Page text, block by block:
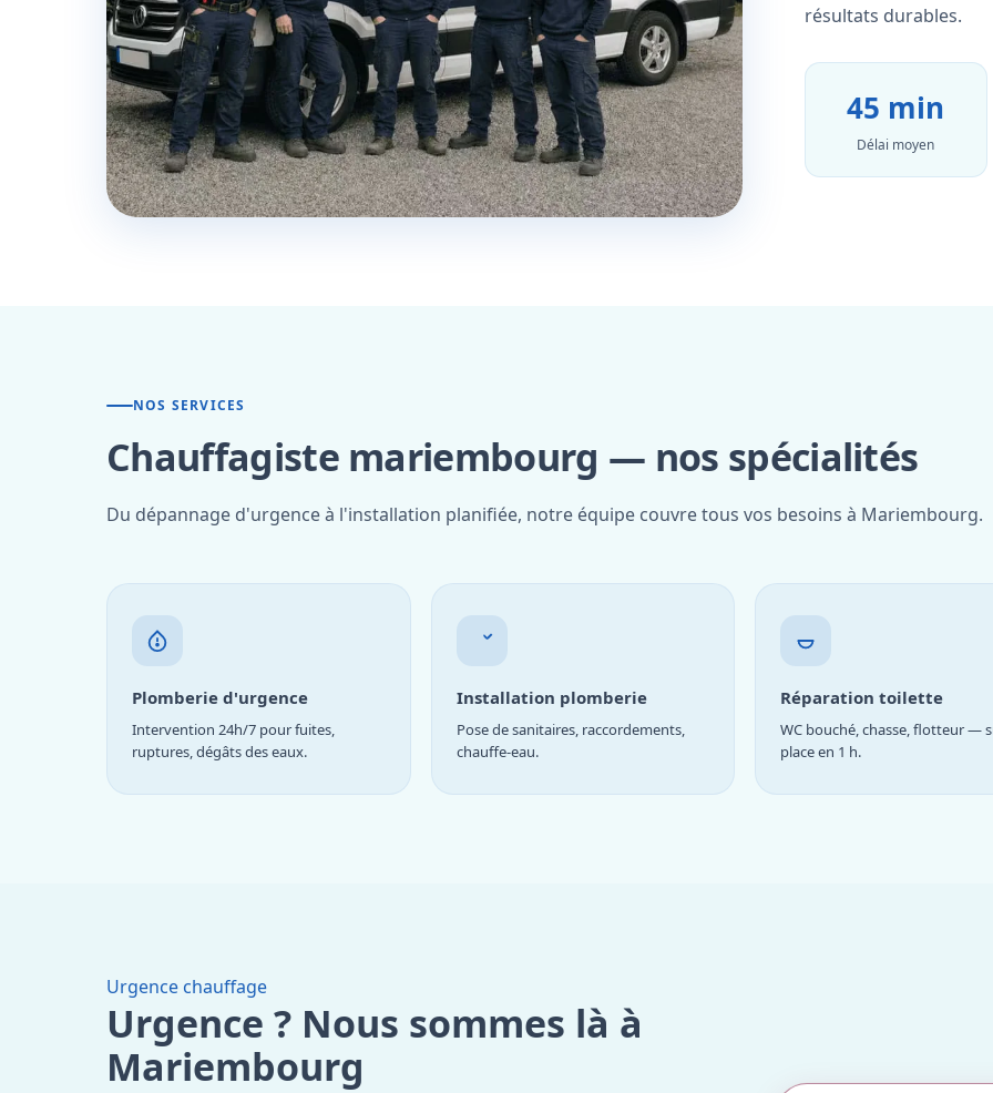
résultats durables.
45 min
Délai moyen
NOS SERVICES
Chauffagiste mariembourg — nos spécialités
Du dépannage d'urgence à l'installation planifiée, notre équipe couvre tous vos besoins à Mariembourg.
Plomberie d'urgence
Intervention 24h/7 pour fuites,
ruptures, dégâts des eaux.
Installation plomberie
Pose de sanitaires, raccordements,
chauffe-eau.
Réparation toilette
WC bouché, chasse, flotteur —
place en 1 h.
Urgence chauffage
Urgence ? Nous sommes là à
Mariembourg